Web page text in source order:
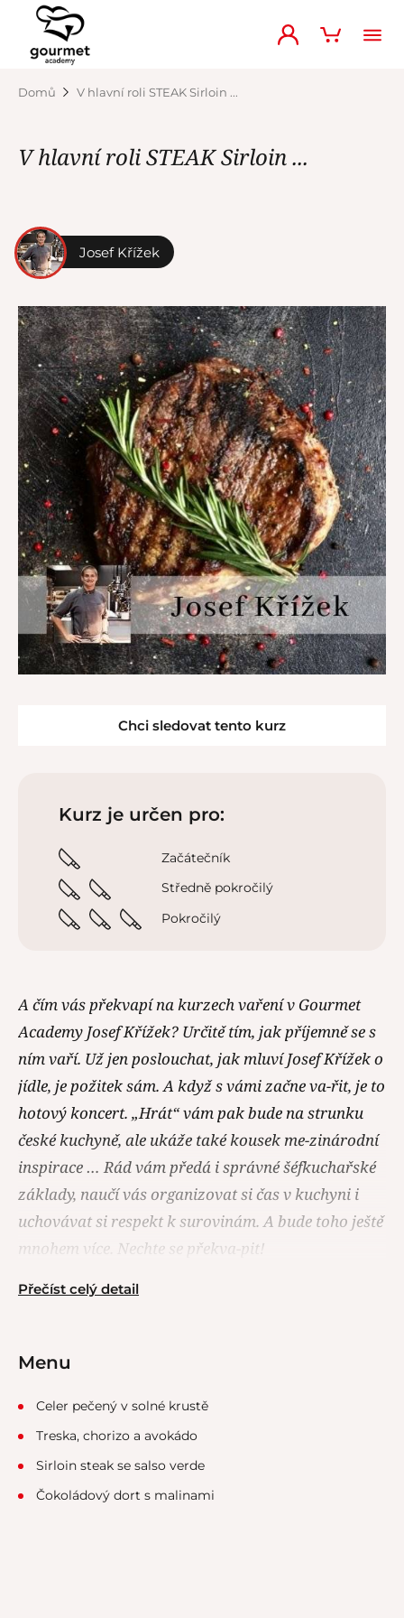
Domů V hlavní roli STEAK Sirloin ...
V hlavní roli STEAK Sirloin ...
Josef Křížek
Chci sledovat tento kurz
Kurz je určen pro:
Začátečník
Středně pokročilý
Pokročilý
A čím vás překvapí na kurzech vaření v Gourmet
Academy Josef Křížek? Určitě tím, jak příjemně se s
ním vaří. Už jen poslouchat, jak mluví Josef Křížek o
jídle, je požitek sám. A když s vámi začne va-řit, je to
hotový koncert. „Hrát“ vám pak bude na strunku
české kuchyně, ale ukáže také kousek me-zinárodní
inspirace … Rád vám předá i správné šéfkuchařské
základy, naučí vás organizovat si čas v kuchyni i
uchovávat si respekt k surovinám. A bude toho ještě
mnohem více. Nechte se překva-pit!
Přečíst celý detail
Menu
Celer pečený v solné krustě
Treska, chorizo a avokádo
Sirloin steak se salso verde
Čokoládový dort s malinami